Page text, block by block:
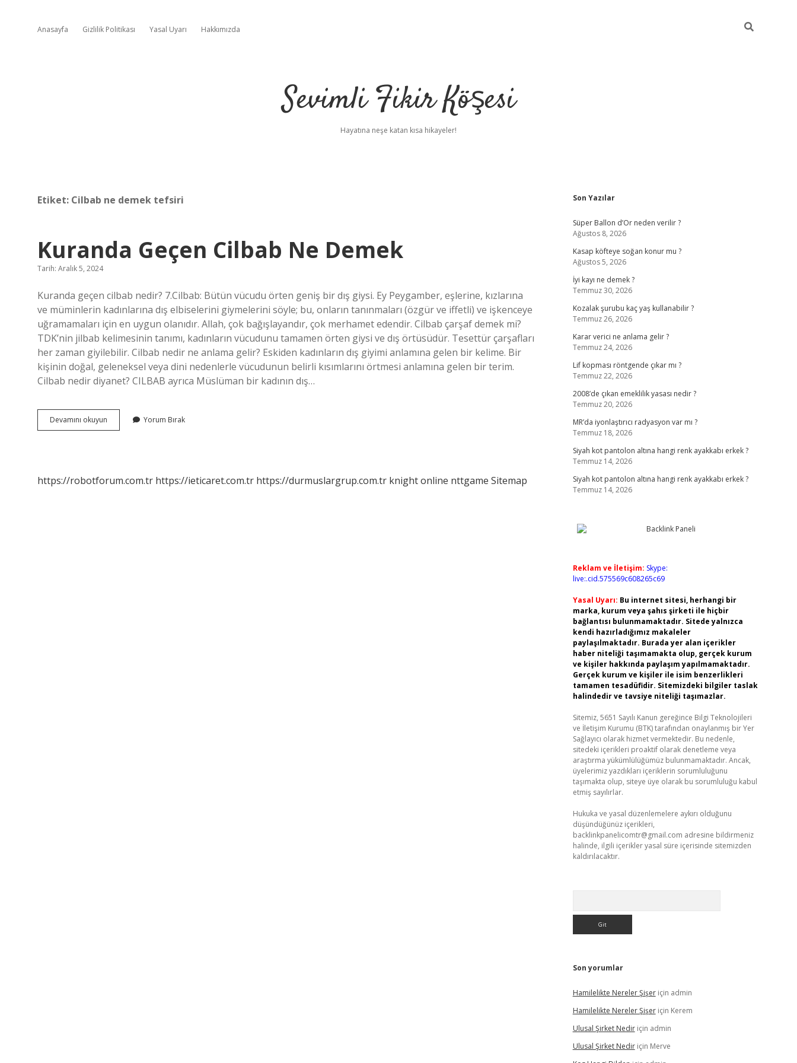
Anasayfa Gizlilik Politikası Yasal Uyarı Hakkımızda
Sevimli Fikir Köşesi
Hayatına neşe katan kısa hikayeler!
Etiket: Cilbab ne demek tefsiri
Kuranda Geçen Cilbab Ne Demek
Tarih: Aralık 5, 2024
Kuranda geçen cilbab nedir? 7.Cilbab: Bütün vücudu örten geniş bir dış giysi. Ey Peygamber, eşlerine, kızlarına
ve müminlerin kadınlarına dış elbiselerini giymelerini söyle; bu, onların tanınmaları (özgür ve iffetli) ve işkenceye
uğramamaları için en uygun olanıdır. Allah, çok bağışlayandır, çok merhamet edendir. Cilbab çarşaf demek mi?
TDK’nin jilbab kelimesinin tanımı, kadınların vücudunu tamamen örten giysi ve dış örtüsüdür. Tesettür çarşafları
her zaman giyilebilir. Cilbab nedir ne anlama gelir? Eskiden kadınların dış giyimi anlamına gelen bir kelime. Bir
kişinin doğal, geleneksel veya dini nedenlerle vücudunun belirli kısımlarını örtmesi anlamına gelen bir terim.
Cilbab nedir diyanet? CILBAB ayrıca Müslüman bir kadının dış…
Devamını okuyun Kuranda
Geçen
Yorum Bırak
https://robotforum.com.tr https://ieticaret.com.tr https://durmuslargrup.com.tr knight online nttgame Sitemap
Sidebar
Son Yazılar
Süper Ballon d’Or neden verilir ?
Ağustos 8, 2026
Kasap köfteye soğan konur mu ?
Ağustos 5, 2026
İyi kayı ne demek ?
Temmuz 30, 2026
Kozalak şurubu kaç yaş kullanabilir ?
Temmuz 26, 2026
Karar verici ne anlama gelir ?
Temmuz 24, 2026
Lif kopması röntgende çıkar mı ?
Temmuz 22, 2026
2008’de çıkan emeklilik yasası nedir ?
Temmuz 20, 2026
MR’da iyonlaştırıcı radyasyon var mı ?
Temmuz 18, 2026
Siyah kot pantolon altına hangi renk ayakkabı erkek ?
Temmuz 14, 2026
Siyah kot pantolon altına hangi renk ayakkabı erkek ?
Temmuz 14, 2026
Reklam ve İletişim: Skype:
live:.cid.575569c608265c69
Yasal Uyarı: Bu internet sitesi, herhangi bir
marka, kurum veya şahıs şirketi ile hiçbir
bağlantısı bulunmamaktadır. Sitede yalnızca
kendi hazırladığımız makaleler
paylaşılmaktadır. Burada yer alan içerikler
haber niteliği taşımamakta olup, gerçek kurum
ve kişiler hakkında paylaşım yapılmamaktadır.
Gerçek kurum ve kişiler ile isim benzerlikleri
tamamen tesadüfidir. Sitemizdeki bilgiler taslak
halindedir ve tavsiye niteliği taşımazlar.
Sitemiz, 5651 Sayılı Kanun gereğince Bilgi Teknolojileri
ve İletişim Kurumu (BTK) tarafından onaylanmış bir Yer
Sağlayıcı olarak hizmet vermektedir. Bu nedenle,
sitedeki içerikleri proaktif olarak denetleme veya
araştırma yükümlülüğümüz bulunmamaktadır. Ancak,
üyelerimiz yazdıkları içeriklerin sorumluluğunu
taşımakta olup, siteye üye olarak bu sorumluluğu kabul
etmiş sayılırlar.
Hukuka ve yasal düzenlemelere aykırı olduğunu
düşündüğünüz içerikleri,
backlinkpanelicomtr@gmail.com adresine bildirmeniz
halinde, ilgili içerikler yasal süre içerisinde sitemizden
kaldırılacaktır.
Son yorumlar
Hamilelikte Nereler Şişeriçin admin
Hamilelikte Nereler Şişeriçin Kerem
Ulusal Şirket Nediriçin admin
Ulusal Şirket Nediriçin Merve